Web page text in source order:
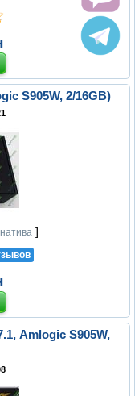
S905W, 2/16GB)
]
Amlogic S905W,